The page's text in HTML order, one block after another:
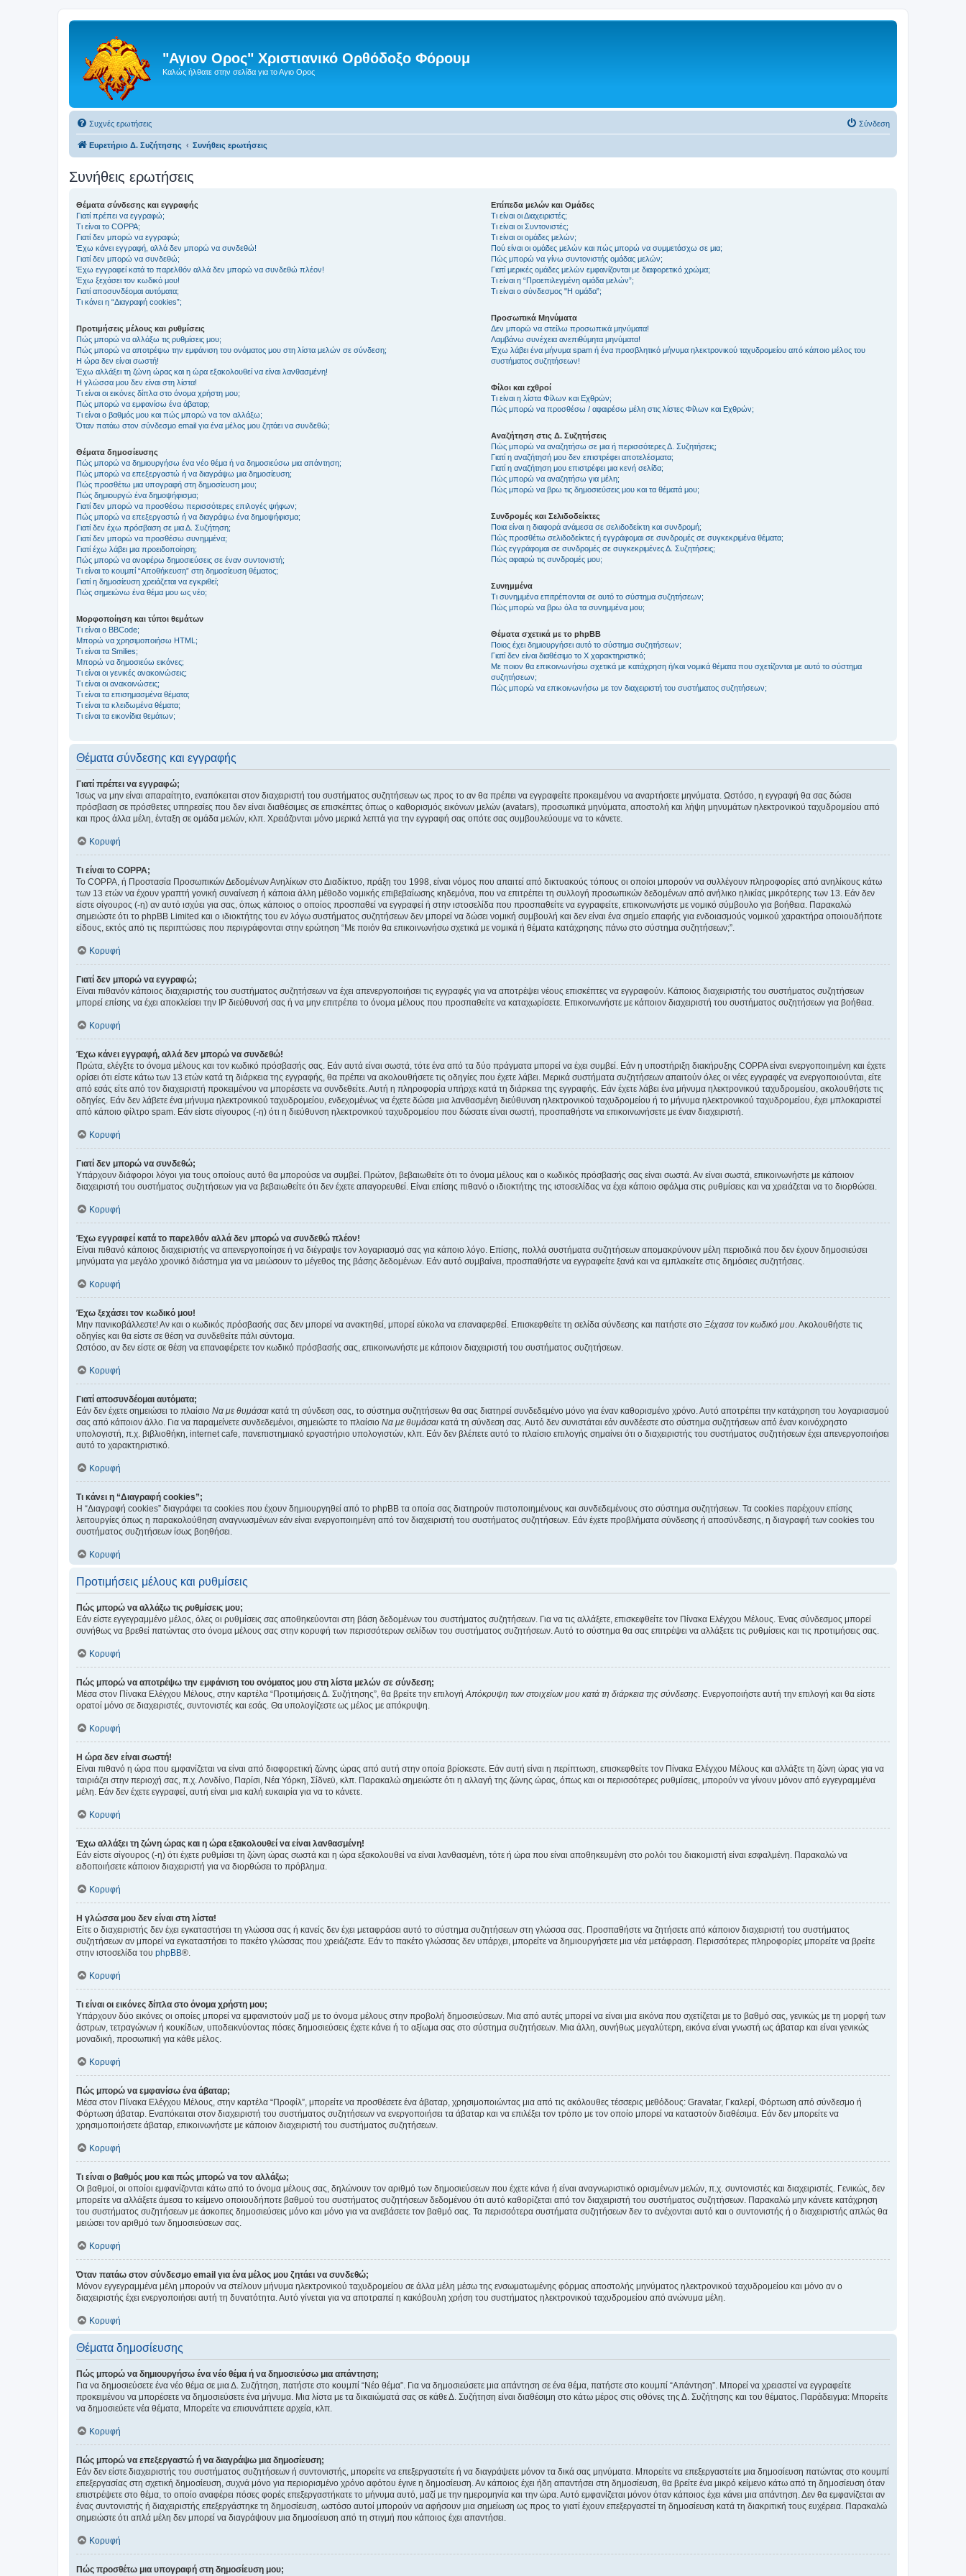
"Αγιον Ορος" Χριστιανικό Ορθόδοξο Φόρουμ
Καλώς ήλθατε στην σελίδα για το Αγιο Ορος
Συχνές ερωτήσεις Σύνδεση
Ευρετήριο Δ. Συζήτησης Συνήθεις ερωτήσεις
Συνήθεις ερωτήσεις
Θέματα σύνδεσης και εγγραφής
Γιατί πρέπει να εγγραφώ;
Τι είναι το COPPA;
Γιατί δεν μπορώ να εγγραφώ;
Έχω κάνει εγγραφή, αλλά δεν μπορώ να συνδεθώ!
Γιατί δεν μπορώ να συνδεθώ;
Έχω εγγραφεί κατά το παρελθόν αλλά δεν μπορώ να συνδεθώ πλέον!
Έχω ξεχάσει τον κωδικό μου!
Γιατί αποσυνδέομαι αυτόματα;
Τι κάνει η “Διαγραφή cookies”;
Προτιμήσεις μέλους και ρυθμίσεις
Πώς μπορώ να αλλάξω τις ρυθμίσεις μου;
Πώς μπορώ να αποτρέψω την εμφάνιση του ονόματος μου στη λίστα μελών σε σύνδεση;
Η ώρα δεν είναι σωστή!
Έχω αλλάξει τη ζώνη ώρας και η ώρα εξακολουθεί να είναι λανθασμένη!
Η γλώσσα μου δεν είναι στη λίστα!
Τι είναι οι εικόνες δίπλα στο όνομα χρήστη μου;
Πώς μπορώ να εμφανίσω ένα άβαταρ;
Τι είναι ο βαθμός μου και πώς μπορώ να τον αλλάξω;
Όταν πατάω στον σύνδεσμο email για ένα μέλος μου ζητάει να συνδεθώ;
Θέματα δημοσίευσης
Πώς μπορώ να δημιουργήσω ένα νέο θέμα ή να δημοσιεύσω μια απάντηση;
Πώς μπορώ να επεξεργαστώ ή να διαγράψω μια δημοσίευση;
Πώς προσθέτω μια υπογραφή στη δημοσίευση μου;
Πώς δημιουργώ ένα δημοψήφισμα;
Γιατί δεν μπορώ να προσθέσω περισσότερες επιλογές ψήφων;
Πώς μπορώ να επεξεργαστώ ή να διαγράψω ένα δημοψήφισμα;
Γιατί δεν έχω πρόσβαση σε μια Δ. Συζήτηση;
Γιατί δεν μπορώ να προσθέσω συνημμένα;
Γιατί έχω λάβει μια προειδοποίηση;
Πώς μπορώ να αναφέρω δημοσιεύσεις σε έναν συντονιστή;
Τι είναι το κουμπί “Αποθήκευση” στη δημοσίευση θέματος;
Γιατί η δημοσίευση χρειάζεται να εγκριθεί;
Πώς σημειώνω ένα θέμα μου ως νέο;
Μορφοποίηση και τύποι θεμάτων
Τι είναι ο BBCode;
Μπορώ να χρησιμοποιήσω HTML;
Τι είναι τα Smilies;
Μπορώ να δημοσιεύω εικόνες;
Τι είναι οι γενικές ανακοινώσεις;
Τι είναι οι ανακοινώσεις;
Τι είναι τα επισημασμένα θέματα;
Τι είναι τα κλειδωμένα θέματα;
Τι είναι τα εικονίδια θεμάτων;
Επίπεδα μελών και Ομάδες
Τι είναι οι Διαχειριστές;
Τι είναι οι Συντονιστές;
Τι είναι οι ομάδες μελών;
Πού είναι οι ομάδες μελών και πώς μπορώ να συμμετάσχω σε μια;
Πώς μπορώ να γίνω συντονιστής ομάδας μελών;
Γιατί μερικές ομάδες μελών εμφανίζονται με διαφορετικό χρώμα;
Τι είναι η “Προεπιλεγμένη ομάδα μελών”;
Τι είναι ο σύνδεσμος "Η ομάδα”;
Προσωπικά Μηνύματα
Δεν μπορώ να στείλω προσωπικά μηνύματα!
Λαμβάνω συνέχεια ανεπιθύμητα μηνύματα!
Έχω λάβει ένα μήνυμα spam ή ένα προσβλητικό μήνυμα ηλεκτρονικού ταχυδρομείου από κάποιο μέλος του
συστήματος συζητήσεων!
Φίλοι και εχθροί
Τι είναι η λίστα Φίλων και Εχθρών;
Πώς μπορώ να προσθέσω / αφαιρέσω μέλη στις λίστες Φίλων και Εχθρών;
Αναζήτηση στις Δ. Συζητήσεις
Πώς μπορώ να αναζητήσω σε μια ή περισσότερες Δ. Συζητήσεις;
Γιατί η αναζήτησή μου δεν επιστρέφει αποτελέσματα;
Γιατί η αναζήτηση μου επιστρέφει μια κενή σελίδα;
Πώς μπορώ να αναζητήσω για μέλη;
Πώς μπορώ να βρω τις δημοσιεύσεις μου και τα θέματά μου;
Συνδρομές και Σελιδοδείκτες
Ποια είναι η διαφορά ανάμεσα σε σελιδοδείκτη και συνδρομή;
Πώς προσθέτω σελιδοδείκτες ή εγγράφομαι σε συνδρομές σε συγκεκριμένα θέματα;
Πώς εγγράφομαι σε συνδρομές σε συγκεκριμένες Δ. Συζητήσεις;
Πώς αφαιρώ τις συνδρομές μου;
Συνημμένα
Τι συνημμένα επιτρέπονται σε αυτό το σύστημα συζητήσεων;
Πώς μπορώ να βρω όλα τα συνημμένα μου;
Θέματα σχετικά με το phpBB
Ποιος έχει δημιουργήσει αυτό το σύστημα συζητήσεων;
Γιατί δεν είναι διαθέσιμο το Χ χαρακτηριστικό;
Με ποιον θα επικοινωνήσω σχετικά με κατάχρηση ή/και νομικά θέματα που σχετίζονται με αυτό το σύστημα
συζητήσεων;
Πώς μπορώ να επικοινωνήσω με τον διαχειριστή του συστήματος συζητήσεων;
Θέματα σύνδεσης και εγγραφής
Γιατί πρέπει να εγγραφώ;
Ίσως να μην είναι απαραίτητο, εναπόκειται στον διαχειριστή του συστήματος συζητήσεων ως προς το αν θα πρέπει να εγγραφείτε προκειμένου να αναρτήσετε μηνύματα. Ωστόσο, η εγγραφή θα σας δώσει
πρόσβαση σε πρόσθετες υπηρεσίες που δεν είναι διαθέσιμες σε επισκέπτες όπως ο καθορισμός εικόνων μελών (avatars), προσωπικά μηνύματα, αποστολή και λήψη μηνυμάτων ηλεκτρονικού ταχυδρομείου από
και προς άλλα μέλη, ένταξη σε ομάδα μελών, κλπ. Χρειάζονται μόνο μερικά λεπτά για την εγγραφή σας οπότε σας συμβουλεύουμε να το κάνετε.
Κορυφή
Τι είναι το COPPA;
Το COPPA, ή Προστασία Προσωπικών Δεδομένων Ανηλίκων στο Διαδίκτυο, πράξη του 1998, είναι νόμος που απαιτεί από δικτυακούς τόπους οι οποίοι μπορούν να συλλέγουν πληροφορίες από ανηλίκους κάτω
των 13 ετών να έχουν γραπτή γονική συναίνεση ή κάποια άλλη μέθοδο νομικής επιβεβαίωσης κηδεμόνα, που να επιτρέπει τη συλλογή προσωπικών δεδομένων από ανήλικο ηλικίας μικρότερης των 13. Εάν δεν
είστε σίγουρος (-η) αν αυτό ισχύει για σας, όπως κάποιος ο οποίος προσπαθεί να εγγραφεί ή στην ιστοσελίδα που προσπαθείτε να εγγραφείτε, επικοινωνήστε με νομικό σύμβουλο για βοήθεια. Παρακαλώ
σημειώστε ότι το phpBB Limited και ο ιδιοκτήτης του εν λόγω συστήματος συζητήσεων δεν μπορεί να δώσει νομική συμβουλή και δεν είναι ένα σημείο επαφής για ενδοιασμούς νομικού χαρακτήρα οποιουδήποτε
είδους, εκτός από τις περιπτώσεις που περιγράφονται στην ερώτηση “Με ποιόν θα επικοινωνήσω σχετικά με νομικά ή θέματα κατάχρησης πάνω στο σύστημα συζητήσεων;”.
Κορυφή
Γιατί δεν μπορώ να εγγραφώ;
Είναι πιθανόν κάποιος διαχειριστής του συστήματος συζητήσεων να έχει απενεργοποιήσει τις εγγραφές για να αποτρέψει νέους επισκέπτες να εγγραφούν. Κάποιος διαχειριστής του συστήματος συζητήσεων
μπορεί επίσης να έχει αποκλείσει την IP διεύθυνσή σας ή να μην επιτρέπει το όνομα μέλους που προσπαθείτε να καταχωρίσετε. Επικοινωνήστε με κάποιον διαχειριστή του συστήματος συζητήσεων για βοήθεια.
Κορυφή
Έχω κάνει εγγραφή, αλλά δεν μπορώ να συνδεθώ!
Πρώτα, ελέγξτε το όνομα μέλους και τον κωδικό πρόσβασής σας. Εάν αυτά είναι σωστά, τότε ένα από τα δύο πράγματα μπορεί να έχει συμβεί. Εάν η υποστήριξη διακήρυξης COPPA είναι ενεργοποιημένη και έχετε
ορίσει ότι είστε κάτω των 13 ετών κατά τη διάρκεια της εγγραφής, θα πρέπει να ακολουθήσετε τις οδηγίες που έχετε λάβει. Μερικά συστήματα συζητήσεων απαιτούν όλες οι νέες εγγραφές να ενεργοποιούνται, είτε
από εσάς είτε από τον διαχειριστή προκειμένου να μπορέσετε να συνδεθείτε. Αυτή η πληροφορία υπήρχε κατά τη διάρκεια της εγγραφής. Εάν έχετε λάβει ένα μήνυμα ηλεκτρονικού ταχυδρομείου, ακολουθήστε τις
οδηγίες. Εάν δεν λάβετε ένα μήνυμα ηλεκτρονικού ταχυδρομείου, ενδεχομένως να έχετε δώσει μια λανθασμένη διεύθυνση ηλεκτρονικού ταχυδρομείου ή το μήνυμα ηλεκτρονικού ταχυδρομείου, έχει μπλοκαριστεί
από κάποιο φίλτρο spam. Εάν είστε σίγουρος (-η) ότι η διεύθυνση ηλεκτρονικού ταχυδρομείου που δώσατε είναι σωστή, προσπαθήστε να επικοινωνήσετε με έναν διαχειριστή.
Κορυφή
Γιατί δεν μπορώ να συνδεθώ;
Υπάρχουν διάφοροι λόγοι για τους οποίους αυτό θα μπορούσε να συμβεί. Πρώτον, βεβαιωθείτε ότι το όνομα μέλους και ο κωδικός πρόσβασής σας είναι σωστά. Αν είναι σωστά, επικοινωνήστε με κάποιον
διαχειριστή του συστήματος συζητήσεων για να βεβαιωθείτε ότι δεν έχετε απαγορευθεί. Είναι επίσης πιθανό ο ιδιοκτήτης της ιστοσελίδας να έχει κάποιο σφάλμα στις ρυθμίσεις και να χρειάζεται να το διορθώσει.
Κορυφή
Έχω εγγραφεί κατά το παρελθόν αλλά δεν μπορώ να συνδεθώ πλέον!
Είναι πιθανό κάποιος διαχειριστής να απενεργοποίησε ή να διέγραψε τον λογαριασμό σας για κάποιο λόγο. Επίσης, πολλά συστήματα συζητήσεων απομακρύνουν μέλη περιοδικά που δεν έχουν δημοσιεύσει
μηνύματα για μεγάλο χρονικό διάστημα για να μειώσουν το μέγεθος της βάσης δεδομένων. Εάν αυτό συμβαίνει, προσπαθήστε να εγγραφείτε ξανά και να εμπλακείτε στις δημόσιες συζητήσεις.
Κορυφή
Έχω ξεχάσει τον κωδικό μου!
Μην πανικοβάλλεστε! Αν και ο κωδικός πρόσβασής σας δεν μπορεί να ανακτηθεί, μπορεί εύκολα να επαναφερθεί. Επισκεφθείτε τη σελίδα σύνδεσης και πατήστε στο Ξέχασα τον κωδικό μου. Ακολουθήστε τις
οδηγίες και θα είστε σε θέση να συνδεθείτε πάλι σύντομα.
Ωστόσο, αν δεν είστε σε θέση να επαναφέρετε τον κωδικό πρόσβασής σας, επικοινωνήστε με κάποιον διαχειριστή του συστήματος συζητήσεων.
Κορυφή
Γιατί αποσυνδέομαι αυτόματα;
Εάν δεν έχετε σημειώσει το πλαίσιο Να με θυμάσαι κατά τη σύνδεση σας, το σύστημα συζητήσεων θα σας διατηρεί συνδεδεμένο μόνο για έναν καθορισμένο χρόνο. Αυτό αποτρέπει την κατάχρηση του λογαριασμού
σας από κάποιον άλλο. Για να παραμείνετε συνδεδεμένοι, σημειώστε το πλαίσιο Να με θυμάσαι κατά τη σύνδεση σας. Αυτό δεν συνιστάται εάν συνδέεστε στο σύστημα συζητήσεων από έναν κοινόχρηστο
υπολογιστή, π.χ. βιβλιοθήκη, internet cafe, πανεπιστημιακό εργαστήριο υπολογιστών, κλπ. Εάν δεν βλέπετε αυτό το πλαίσιο επιλογής σημαίνει ότι ο διαχειριστής του συστήματος συζητήσεων έχει απενεργοποιήσει
αυτό το χαρακτηριστικό.
Κορυφή
Τι κάνει η “Διαγραφή cookies”;
Η “Διαγραφή cookies” διαγράφει τα cookies που έχουν δημιουργηθεί από το phpBB τα οποία σας διατηρούν πιστοποιημένους και συνδεδεμένους στο σύστημα συζητήσεων. Τα cookies παρέχουν επίσης
λειτουργίες όπως η παρακολούθηση αναγνωσμένων εάν είναι ενεργοποιημένη από τον διαχειριστή του συστήματος συζητήσεων. Εάν έχετε προβλήματα σύνδεσης ή αποσύνδεσης, η διαγραφή των cookies του
συστήματος συζητήσεων ίσως βοηθήσει.
Κορυφή
Προτιμήσεις μέλους και ρυθμίσεις
Πώς μπορώ να αλλάξω τις ρυθμίσεις μου;
Εάν είστε εγγεγραμμένο μέλος, όλες οι ρυθμίσεις σας αποθηκεύονται στη βάση δεδομένων του συστήματος συζητήσεων. Για να τις αλλάξετε, επισκεφθείτε τον Πίνακα Ελέγχου Μέλους. Ένας σύνδεσμος μπορεί
συνήθως να βρεθεί πατώντας στο όνομα μέλους σας στην κορυφή των περισσότερων σελίδων του συστήματος συζητήσεων. Αυτό το σύστημα θα σας επιτρέψει να αλλάξετε τις ρυθμίσεις και τις προτιμήσεις σας.
Κορυφή
Πώς μπορώ να αποτρέψω την εμφάνιση του ονόματος μου στη λίστα μελών σε σύνδεση;
Μέσα στον Πίνακα Ελέγχου Μέλους, στην καρτέλα “Προτιμήσεις Δ. Συζήτησης”, θα βρείτε την επιλογήΑπόκρυψη των στοιχείων μου κατά τη διάρκεια της σύνδεσης. Ενεργοποιήστε αυτή την επιλογή και θα είστε
ορατοί μόνο σε διαχειριστές, συντονιστές και εσάς. Θα υπολογίζεστε ως μέλος με απόκρυψη.
Κορυφή
Η ώρα δεν είναι σωστή!
Είναι πιθανό η ώρα που εμφανίζεται να είναι από διαφορετική ζώνης ώρας από αυτή στην οποία βρίσκεστε. Εάν αυτή είναι η περίπτωση, επισκεφθείτε τον Πίνακα Ελέγχου Μέλους και αλλάξτε τη ζώνη ώρας για να
ταιριάζει στην περιοχή σας, π.χ. Λονδίνο, Παρίσι, Νέα Υόρκη, Σίδνεϋ, κλπ. Παρακαλώ σημειώστε ότι η αλλαγή της ζώνης ώρας, όπως και οι περισσότερες ρυθμίσεις, μπορούν να γίνουν μόνον από εγγεγραμμένα
μέλη. Εάν δεν έχετε εγγραφεί, αυτή είναι μια καλή ευκαιρία για να το κάνετε.
Κορυφή
Έχω αλλάξει τη ζώνη ώρας και η ώρα εξακολουθεί να είναι λανθασμένη!
Εάν είστε σίγουρος (-η) ότι έχετε ρυθμίσει τη ζώνη ώρας σωστά και η ώρα εξακολουθεί να είναι λανθασμένη, τότε ή ώρα που είναι αποθηκευμένη στο ρολόι του διακομιστή είναι εσφαλμένη. Παρακαλώ να
ειδοποιήσετε κάποιον διαχειριστή για να διορθώσει το πρόβλημα.
Κορυφή
Η γλώσσα μου δεν είναι στη λίστα!
Είτε ο διαχειριστής δεν έχει εγκαταστήσει τη γλώσσα σας ή κανείς δεν έχει μεταφράσει αυτό το σύστημα συζητήσεων στη γλώσσα σας. Προσπαθήστε να ζητήσετε από κάποιον διαχειριστή του συστήματος
συζητήσεων αν μπορεί να εγκαταστήσει το πακέτο γλώσσας που χρειάζεστε. Εάν το πακέτο γλώσσας δεν υπάρχει, μπορείτε να δημιουργήσετε μια νέα μετάφραση. Περισσότερες πληροφορίες μπορείτε να βρείτε
στην ιστοσελίδα του phpBB®.
Κορυφή
Τι είναι οι εικόνες δίπλα στο όνομα χρήστη μου;
Υπάρχουν δύο εικόνες οι οποίες μπορεί να εμφανιστούν μαζί με το όνομα μέλους στην προβολή δημοσιεύσεων. Μια από αυτές μπορεί να είναι μια εικόνα που σχετίζεται με το βαθμό σας, γενικώς με τη μορφή των
άστρων, τετραγώνων ή κουκίδων, υποδεικνύοντας πόσες δημοσιεύσεις έχετε κάνει ή το αξίωμα σας στο σύστημα συζητήσεων. Μια άλλη, συνήθως μεγαλύτερη, εικόνα είναι γνωστή ως άβαταρ και είναι γενικώς
μοναδική, προσωπική για κάθε μέλος.
Κορυφή
Πώς μπορώ να εμφανίσω ένα άβαταρ;
Μέσα στον Πίνακα Ελέγχου Μέλους, στην καρτέλα “Προφίλ”, μπορείτε να προσθέσετε ένα άβαταρ, χρησιμοποιώντας μια από τις ακόλουθες τέσσερις μεθόδους: Gravatar, Γκαλερί, Φόρτωση από σύνδεσμο ή
Φόρτωση άβαταρ. Εναπόκειται στον διαχειριστή του συστήματος συζητήσεων να ενεργοποιήσει τα άβαταρ και να επιλέξει τον τρόπο με τον οποίο μπορεί να καταστούν διαθέσιμα. Εάν δεν μπορείτε να
χρησιμοποιήσετε άβαταρ, επικοινωνήστε με κάποιον διαχειριστή του συστήματος συζητήσεων.
Κορυφή
Τι είναι ο βαθμός μου και πώς μπορώ να τον αλλάξω;
Οι βαθμοί, οι οποίοι εμφανίζονται κάτω από το όνομα μέλους σας, δηλώνουν τον αριθμό των δημοσιεύσεων που έχετε κάνει ή είναι αναγνωριστικό ορισμένων μελών, π.χ. συντονιστές και διαχειριστές. Γενικώς, δεν
μπορείτε να αλλάξετε άμεσα το κείμενο οποιουδήποτε βαθμού του συστήματος συζητήσεων δεδομένου ότι αυτό καθορίζεται από τον διαχειριστή του συστήματος συζητήσεων. Παρακαλώ μην κάνετε κατάχρηση
του συστήματος συζητήσεων με άσκοπες δημοσιεύσεις μόνο και μόνο για να ανεβάσετε τον βαθμό σας. Τα περισσότερα συστήματα συζητήσεων δεν το ανέχονται αυτό και ο συντονιστής ή ο διαχειριστής απλώς θα
μειώσει τον αριθμό των δημοσιεύσεων σας.
Κορυφή
Όταν πατάω στον σύνδεσμο email για ένα μέλος μου ζητάει να συνδεθώ;
Μόνον εγγεγραμμένα μέλη μπορούν να στείλουν μήνυμα ηλεκτρονικού ταχυδρομείου σε άλλα μέλη μέσω της ενσωματωμένης φόρμας αποστολής μηνύματος ηλεκτρονικού ταχυδρομείου και μόνο αν ο
διαχειριστής έχει ενεργοποιήσει αυτή τη δυνατότητα. Αυτό γίνεται για να αποτραπεί η κακόβουλη χρήση του συστήματος ηλεκτρονικού ταχυδρομείου από ανώνυμα μέλη.
Κορυφή
Θέματα δημοσίευσης
Πώς μπορώ να δημιουργήσω ένα νέο θέμα ή να δημοσιεύσω μια απάντηση;
Για να δημοσιεύσετε ένα νέο θέμα σε μια Δ. Συζήτηση, πατήστε στο κουμπί “Νέο θέμα”. Για να δημοσιεύσετε μια απάντηση σε ένα θέμα, πατήστε στο κουμπί “Απάντηση”. Μπορεί να χρειαστεί να εγγραφείτε
προκειμένου να μπορέσετε να δημοσιεύσετε ένα μήνυμα. Μια λίστα με τα δικαιώματά σας σε κάθε Δ. Συζήτηση είναι διαθέσιμη στο κάτω μέρος στις οθόνες της Δ. Συζήτησης και του θέματος. Παράδειγμα: Μπορείτε
να δημοσιεύετε νέα θέματα, Μπορείτε να επισυνάπτετε αρχεία, κλπ.
Κορυφή
Πώς μπορώ να επεξεργαστώ ή να διαγράψω μια δημοσίευση;
Εάν δεν είστε διαχειριστής του συστήματος συζητήσεων ή συντονιστής, μπορείτε να επεξεργαστείτε ή να διαγράψετε μόνον τα δικά σας μηνύματα. Μπορείτε να επεξεργαστείτε μια δημοσίευση πατώντας στο κουμπί
επεξεργασίας στη σχετική δημοσίευση, συχνά μόνο για περιορισμένο χρόνο αφότου έγινε η δημοσίευση. Αν κάποιος έχει ήδη απαντήσει στη δημοσίευση, θα βρείτε ένα μικρό κείμενο κάτω από τη δημοσίευση όταν
επιστρέψετε στο θέμα, το οποίο αναφέρει πόσες φορές επεξεργαστήκατε το μήνυμα αυτό, μαζί με την ημερομηνία και την ώρα. Αυτό εμφανίζεται μόνον όταν κάποιος έχει κάνει μια απάντηση. Δεν θα εμφανίζεται αν
ένας συντονιστής ή διαχειριστής επεξεργάστηκε τη δημοσίευση, ωστόσο αυτοί μπορούν να αφήσουν μια σημείωση ως προς το γιατί έχουν επεξεργαστεί τη δημοσίευση κατά τη διακριτική τους ευχέρεια. Παρακαλώ
σημειώστε ότι απλά μέλη δεν μπορεί να διαγράψουν μια δημοσίευση από τη στιγμή που κάποιος έχει απαντήσει.
Κορυφή
Πώς προσθέτω μια υπογραφή στη δημοσίευση μου;